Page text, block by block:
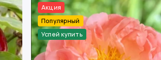
Акция
Популярный
Успей купить